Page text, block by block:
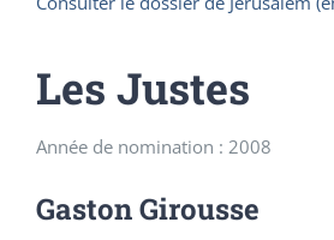
Les Justes
Année de nomination : 2008
Gaston Girousse